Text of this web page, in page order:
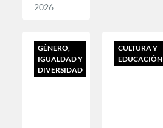
2026
GÉNERO,
IGUALDAD Y
DIVERSIDAD
CULTURA Y
EDUCACIÓN